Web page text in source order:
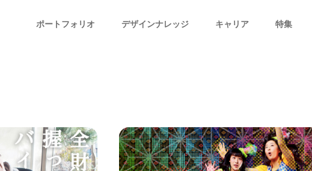
ポートフォリオ デザインナレッジ キャリア 特集